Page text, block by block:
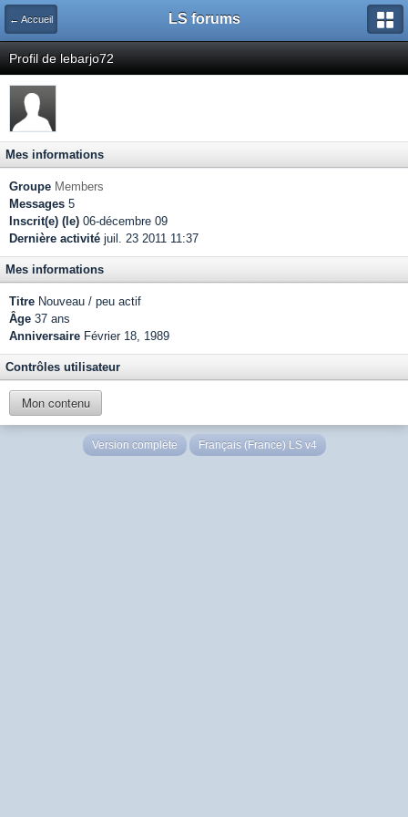
← Accueil LS forums
Profil de lebarjo72
Mes informations
Groupe Members
Messages 5
Inscrit(e) (le) 06-décembre 09
Dernière activité juil. 23 2011 11:37
Mes informations
Titre Nouveau / peu actif
Âge 37 ans
Anniversaire Février 18, 1989
Contrôles utilisateur
Mon contenu
Version complète Français (France) LS v4